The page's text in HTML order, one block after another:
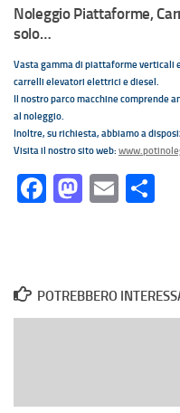
Noleggio Piattaforme,
solo…
Vasta gamma di piattaforme
carrelli elevatori elettrici e diesel.
Il nostro parco macchine comprende
al noleggio.
Inoltre, su richiesta, abbiamo a
Visita il nostro sito web:
Facebook
Email
POTREBBERO